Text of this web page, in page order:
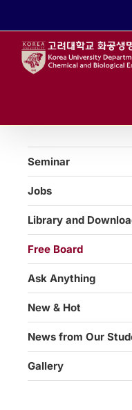
Seminar
Jobs
Library and
Free Board
Ask Anything
New & Hot
News from Our
Gallery